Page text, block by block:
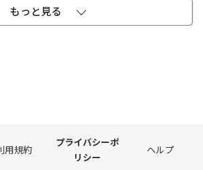
もっと見る
用規約
プライバシーポ
リシー
ヘルプ